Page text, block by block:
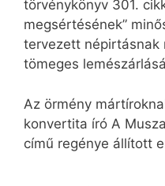
törvénykönyv 301.
megsértésének”
tervezett népirtásnak
tömeges
Az örmény
konvertita író A
című regénye állított